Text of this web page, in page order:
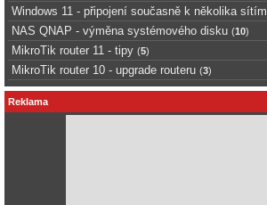
Windows 11 - připojení současně k několika sítím
NAS QNAP - výměna systémového disku (10)
MikroTik router 11 - tipy (5)
MikroTik router 10 - upgrade routeru (3)
Reklama